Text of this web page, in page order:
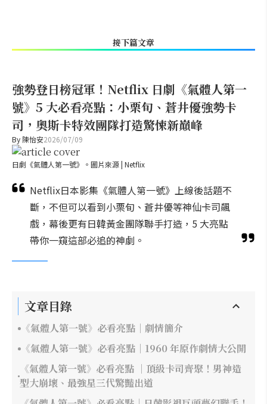
接下篇文章
強勢登日榜冠軍！Netflix 日劇《氣體人第一
號》5 大必看亮點：小栗旬、蒼井優強勢卡
司，奧斯卡特效團隊打造驚悚新巔峰
By 陳怡安2026/07/09
日劇《氣體人第一號》。圖片來源 | Netflix
Netflix日本影集《氣體人第一號》上線後話題不
斷，不但可以看到小栗旬、蒼井優等神仙卡司飆
戲，幕後更有日韓黃金團隊聯手打造，5 大亮點
帶你一窺這部必追的神劇。
文章目錄
《氣體人第一號》必看亮點｜劇情簡介
《氣體人第一號》必看亮點｜1960 年原作劇情大公開
《氣體人第一號》必看亮點 ｜頂級卡司齊聚！男神造
型大崩壞、最強星三代驚豔出道